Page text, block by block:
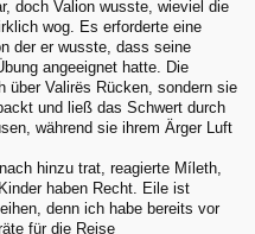
doch Valion wusste, wieviel die
wog. Es erforderte eine
der er wusste, dass seine
angeeignet hatte. Die
über Valirës Rücken, sondern sie
und ließ das Schwert durch
während sie ihrem Ärger Luft
hinzu trat, reagierte Míleth,
haben Recht. Eile ist
denn ich habe bereits vor
für die Reise